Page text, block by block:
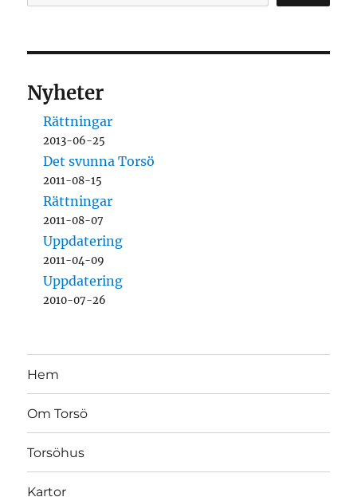
Nyheter
Rättningar
2013-06-25
Det svunna Torsö
2011-08-15
Rättningar
2011-08-07
Uppdatering
2011-04-09
Uppdatering
2010-07-26
Hem
Om Torsö
Torsöhus
Kartor